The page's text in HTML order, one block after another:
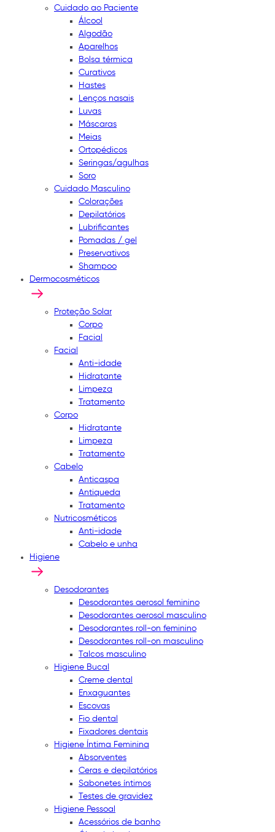
Cuidado ao Paciente
Álcool
Algodão
Aparelhos
Bolsa térmica
Curativos
Hastes
Lenços nasais
Luvas
Máscaras
Meias
Ortopédicos
Seringas/agulhas
Soro
Cuidado Masculino
Colorações
Depilatórios
Lubrificantes
Pomadas / gel
Preservativos
Shampoo
Dermocosméticos
Proteção Solar
Corpo
Facial
Facial
Anti-idade
Hidratante
Limpeza
Tratamento
Corpo
Hidratante
Limpeza
Tratamento
Cabelo
Anticaspa
Antiqueda
Tratamento
Nutricosméticos
Anti-idade
Cabelo e unha
Higiene
Desodorantes
Desodorantes aerosol feminino
Desodorantes aerosol masculino
Desodorantes roll-on feminino
Desodorantes roll-on masculino
Talcos masculino
Higiene Bucal
Creme dental
Enxaguantes
Escovas
Fio dental
Fixadores dentais
Higiene Íntima Feminina
Absorventes
Ceras e depilatórios
Sabonetes íntimos
Testes de gravidez
Higiene Pessoal
Acessórios de banho